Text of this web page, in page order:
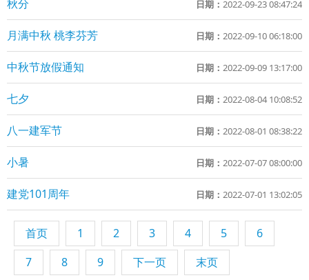
秋分 日期： 2022-09-23 08:47:24
月满中秋 桃李芬芳 日期： 2022-09-10 06:18:00
中秋节放假通知 日期： 2022-09-09 13:17:00
七夕 日期： 2022-08-04 10:08:52
八一建军节 日期： 2022-08-01 08:38:22
小暑 日期： 2022-07-07 08:00:00
建党101周年 日期： 2022-07-01 13:02:05
首页 1 2 3 4 5
6
7
8 9 下一页 末页